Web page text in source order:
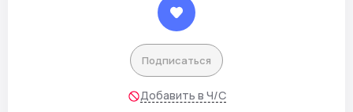
Подписаться
Добавить в Ч/С